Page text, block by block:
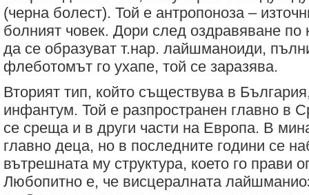
(черна болест). Той е антропоноза –
болният човек. Дори след оздравяване
да се образуват т.нар. лайшманоиди,
флеботомът го ухапе, той се заразява.
Вторият тип, който съществува в
инфантум. Той е разпространен главно в
се среща и в други части на Европа. В
главно деца, но в последните години се
вътрешната му структура, което го прави
Любопитно е, че висцералната